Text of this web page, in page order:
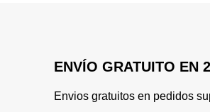
ENVÍO GRATUITO EN
Envios gratuitos en pedidos